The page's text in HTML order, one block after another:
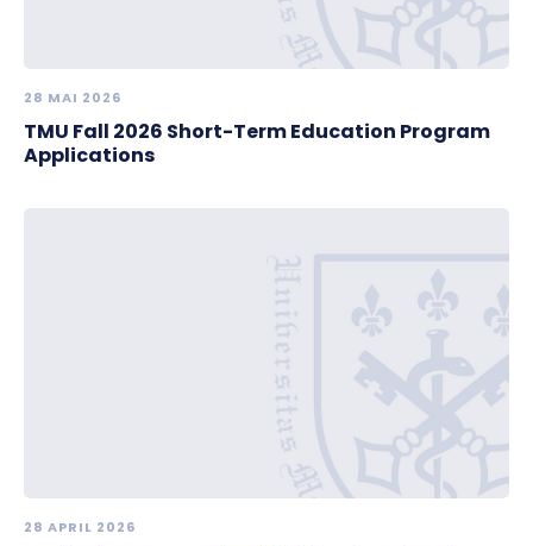
28 MAI 2026
TMU Fall 2026 Short-Term Education Program
Applications
28 APRIL 2026